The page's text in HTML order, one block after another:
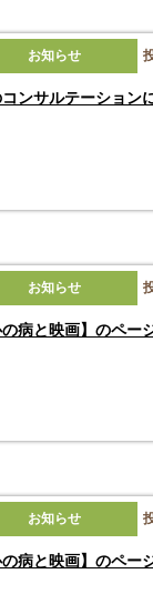
お知らせ
ンサルテーション
お知らせ
病と映画】のペー
お知らせ
病と映画】のペー